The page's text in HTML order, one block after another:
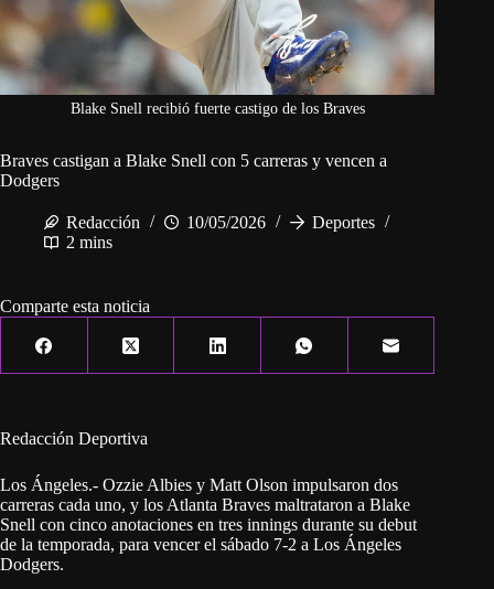
Blake Snell recibió fuerte castigo de los Braves
Braves castigan a Blake Snell con 5 carreras y vencen a
Dodgers
Redacción 10/05/2026
Deportes
2 mins
Comparte esta noticia
Redacción Deportiva
Los Ángeles.- Ozzie Albies y Matt Olson impulsaron dos
carreras cada uno, y los Atlanta Braves maltrataron a Blake
Snell con cinco anotaciones en tres innings durante su debut
de la temporada, para vencer el sábado 7-2 a Los Ángeles
Dodgers.